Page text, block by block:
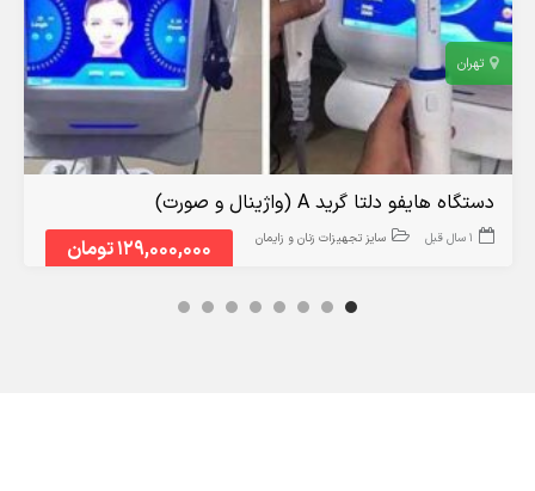
تهران
129,000,000 تومان
دستگاه هایفو دلتا گرید A (واژینال و صورت)
1 سال قبل سایز تجهیزات زنان و زایمان